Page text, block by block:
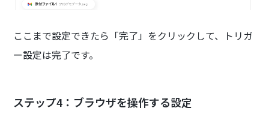
ここまで設定できたら「完了」をクリックして、トリガ
ー設定は完了です。
ステップ4：ブラウザを操作する設定